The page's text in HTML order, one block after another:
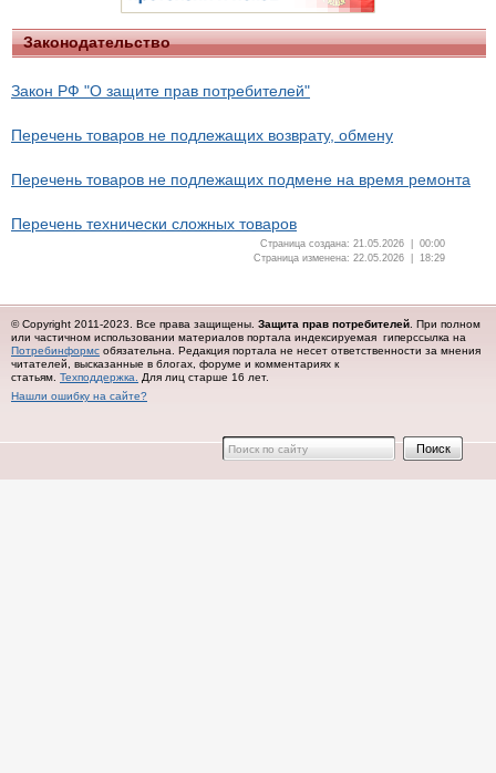
Законодательство
Закон РФ "О защите прав потребителей"
Перечень товаров не подлежащих возврату, обмену
Перечень товаров не подлежащих подмене на время ремонта
Перечень технически сложных товаров
Страница создана: 21.05.2026 | 00:00
Страница изменена: 22.05.2026 | 18:29
© Copyright 2011-2023. Все права защищены. Защита прав потребителей . При полном
или частичном использовании материалов портала индексируемая гиперссылка на
Потребинформс обязательна. Редакция портала не несет ответственности за мнения
читателей, высказанные в блогах, форуме и комментариях к
статьям. Техподдержка.
Для лиц старше 16 лет.
Нашли ошибку на сайте?